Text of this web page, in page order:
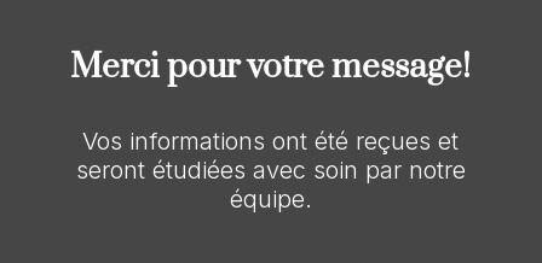
Merci pour votre message!
Vos informations ont été reçues et
seront étudiées avec soin par notre
équipe.